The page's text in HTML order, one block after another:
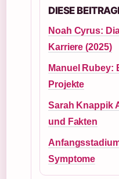
DIESE
Noah Cyrus:
Karriere (2025)
Manuel Rubey:
Projekte
Sarah Knappik
und Fakten
Symptome